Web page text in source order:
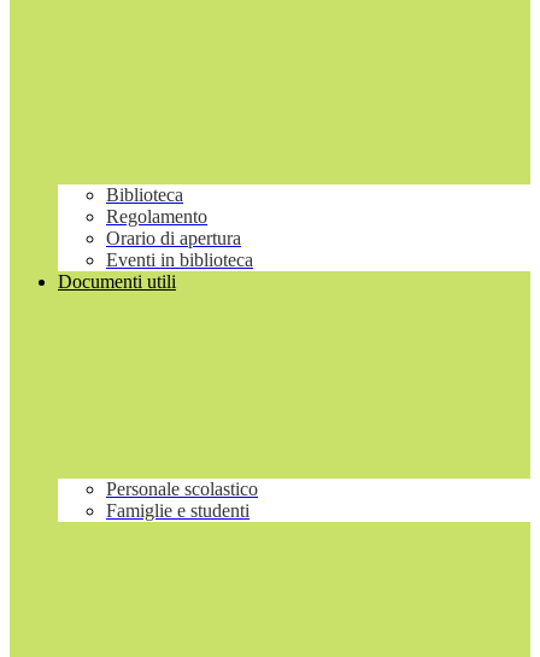
Biblioteca
Regolamento
Orario di apertura
Eventi in biblioteca
Documenti utili
Personale scolastico
Famiglie e studenti